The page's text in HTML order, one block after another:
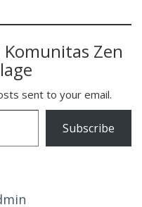
Zen
sent to your email.
Subscribe